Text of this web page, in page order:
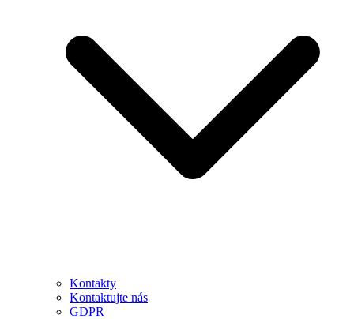
Kontakty
Kontaktujte nás
GDPR